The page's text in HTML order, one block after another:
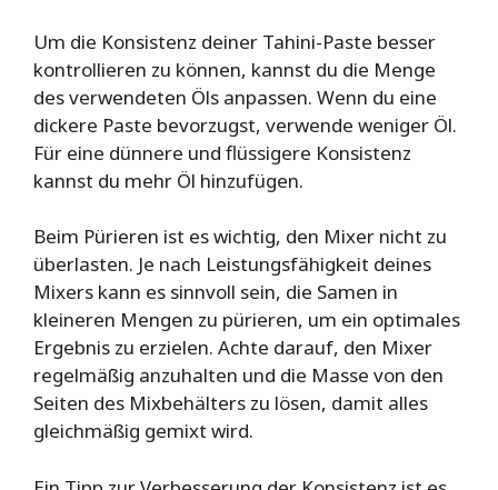
Um die Konsistenz deiner Tahini-Paste besser
kontrollieren zu können, kannst du die Menge
des verwendeten Öls anpassen. Wenn du eine
dickere Paste bevorzugst, verwende weniger Öl.
Für eine dünnere und flüssigere Konsistenz
kannst du mehr Öl hinzufügen.
Beim Pürieren ist es wichtig, den Mixer nicht zu
überlasten. Je nach Leistungsfähigkeit deines
Mixers kann es sinnvoll sein, die Samen in
kleineren Mengen zu pürieren, um ein optimales
Ergebnis zu erzielen. Achte darauf, den Mixer
regelmäßig anzuhalten und die Masse von den
Seiten des Mixbehälters zu lösen, damit alles
gleichmäßig gemixt wird.